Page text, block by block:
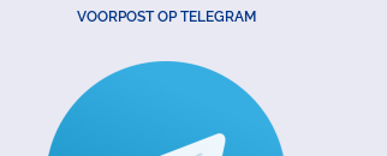
VOORPOST OP TELEGRAM